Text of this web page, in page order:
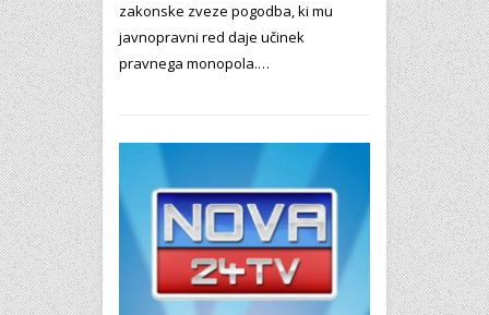
zakonske zveze pogodba, ki mu
javnopravni red daje učinek
pravnega monopola.…